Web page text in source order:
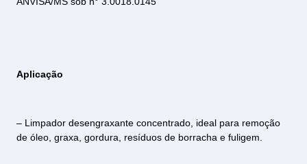
Aplicação
– Limpador desengraxante concentrado, ideal para remoção
de óleo, graxa, gordura, resíduos de borracha e fuligem.